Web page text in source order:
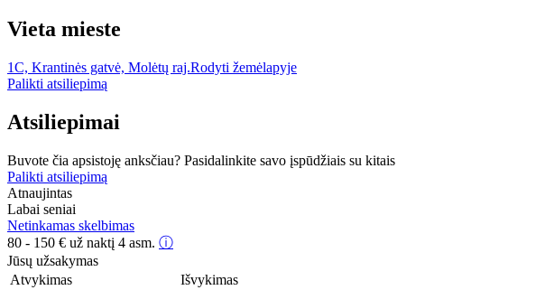
Vieta mieste
1C, Krantinės gatvė, Molėtų raj.Rodyti žemėlapyje
Palikti atsiliepimą
Atsiliepimai
Buvote čia apsistoję anksčiau? Pasidalinkite savo įspūdžiais su kitais
Palikti atsiliepimą
Atnaujintas
Labai seniai
Netinkamas skelbimas
80 - 150 € už naktį 4 asm. ⓘ
Jūsų užsakymas
Atvykimas
Išvykimas